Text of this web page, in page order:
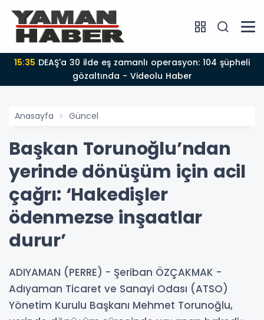
15:35
gözaltında - Videolu Haber
Anasayfa Güncel
Başkan Torunoğlu’ndan
yerinde dönüşüm için acil
çağrı: ‘Hakedişler
ödenmezse inşaatlar
durur’
ADIYAMAN (PERRE) - Şeriban ÖZÇAKMAK -
Adıyaman Ticaret ve Sanayi Odası (ATSO)
Yönetim Kurulu Başkanı Mehmet Torunoğlu,